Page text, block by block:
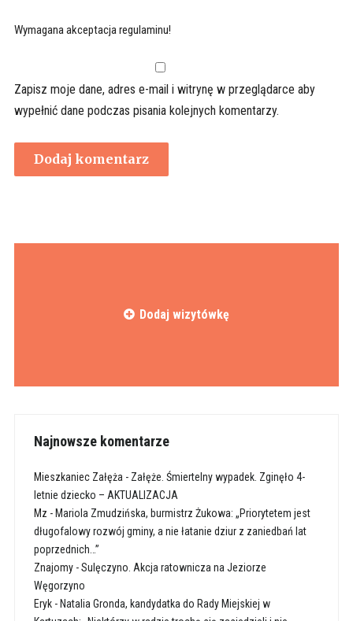
Wymagana akceptacja regulaminu!
Zapisz moje dane, adres e-mail i witrynę w przeglądarce aby
wypełnić dane podczas pisania kolejnych komentarzy.
Dodaj wizytówkę
Najnowsze komentarze
Mieszkaniec Załęża - Załęże. Śmiertelny wypadek. Zginęło 4-
letnie dziecko – AKTUALIZACJA
Mz - Mariola Zmudzińska, burmistrz Żukowa: „Priorytetem jest
długofalowy rozwój gminy, a nie łatanie dziur z zaniedbań lat
poprzednich…”
Znajomy-Sulęczyno. Akcja ratownicza na Jeziorze
Węgorzyno
Eryk- Natalia Gronda, kandydatka do Rady Miejskiej w